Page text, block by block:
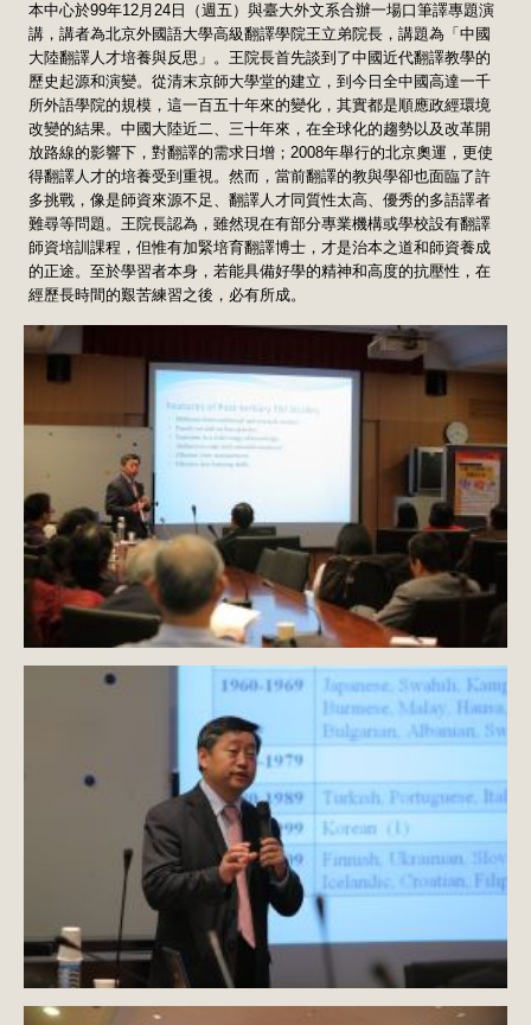
本中心於99年12月24日（週五）與臺大外文系合辦一場口筆譯專題演
講，講者為北京外國語大學高級翻譯學院王立弟院長，講題為「中國
大陸翻譯人才培養與反思」。王院長首先談到了中國近代翻譯教學的
歷史起源和演變。從清末京師大學堂的建立，到今日全中國高達一千
所外語學院的規模，這一百五十年來的變化，其實都是順應政經環境
改變的結果。中國大陸近二、三十年來，在全球化的趨勢以及改革開
放路線的影響下，對翻譯的需求日增；2008年舉行的北京奧運，更使
得翻譯人才的培養受到重視。然而，當前翻譯的教與學卻也面臨了許
多挑戰，像是師資來源不足、翻譯人才同質性太高、優秀的多語譯者
難尋等問題。王院長認為，雖然現在有部分專業機構或學校設有翻譯
師資培訓課程，但惟有加緊培育翻譯博士，才是治本之道和師資養成
的正途。至於學習者本身，若能具備好學的精神和高度的抗壓性，在
經歷長時間的艱苦練習之後，必有所成。